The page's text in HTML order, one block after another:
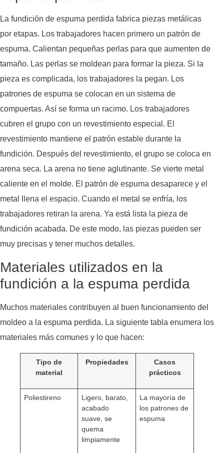
La fundición de espuma perdida fabrica piezas metálicas
por etapas. Los trabajadores hacen primero un patrón de
espuma. Calientan pequeñas perlas para que aumenten de
tamaño. Las perlas se moldean para formar la pieza. Si la
pieza es complicada, los trabajadores la pegan. Los
patrones de espuma se colocan en un sistema de
compuertas. Así se forma un racimo. Los trabajadores
cubren el grupo con un revestimiento especial. El
revestimiento mantiene el patrón estable durante la
fundición. Después del revestimiento, el grupo se coloca en
arena seca. La arena no tiene aglutinante. Se vierte metal
caliente en el molde. El patrón de espuma desaparece y el
metal llena el espacio. Cuando el metal se enfría, los
trabajadores retiran la arena. Ya está lista la pieza de
fundición acabada. De este modo, las piezas pueden ser
muy precisas y tener muchos detalles.
Materiales utilizados en la
fundición a la espuma perdida
Muchos materiales contribuyen al buen funcionamiento del
moldeo a la espuma perdida. La siguiente tabla enumera los
materiales más comunes y lo que hacen:
Tipo de
material
Propiedades
Casos
prácticos
Poliestireno
Ligero, barato,
acabado
suave, se
quema
limpiamente
La mayoría de
los patrones de
espuma